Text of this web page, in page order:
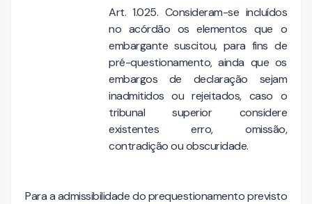
Art. 1.025. Consideram-se incluídos
no acórdão os elementos que o
embargante suscitou, para fins de
pré-questionamento, ainda que os
embargos de declaração sejam
inadmitidos ou rejeitados, caso o
tribunal superior considere
existentes erro, omissão,
contradição ou obscuridade.
Para a admissibilidade do prequestionamento previsto